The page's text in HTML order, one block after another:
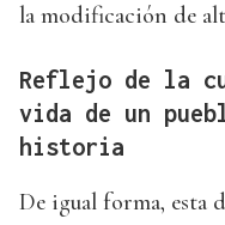
la modificación de
Reflejo de la
vida de un
historia
De igual forma, esta